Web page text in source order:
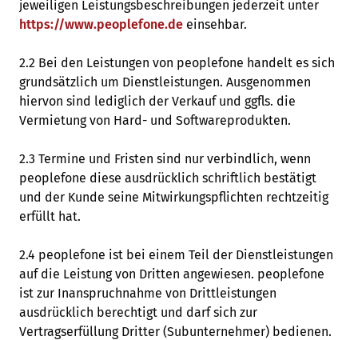
jeweiligen Leistungsbeschreibungen jederzeit unter
https://www.peoplefone.de einsehbar.
2.2 Bei den Leistungen von peoplefone handelt es sich
grundsätzlich um Dienstleistungen. Ausgenommen
hiervon sind lediglich der Verkauf und ggfls. die
Vermietung von Hard- und Softwareprodukten.
2.3 Termine und Fristen sind nur verbindlich, wenn
peoplefone diese ausdrücklich schriftlich bestätigt
und der Kunde seine Mitwirkungspflichten rechtzeitig
erfüllt hat.
2.4 peoplefone ist bei einem Teil der Dienstleistungen
auf die Leistung von Dritten angewiesen. peoplefone
ist zur Inanspruchnahme von Drittleistungen
ausdrücklich berechtigt und darf sich zur
Vertragserfüllung Dritter (Subunternehmer) bedienen.